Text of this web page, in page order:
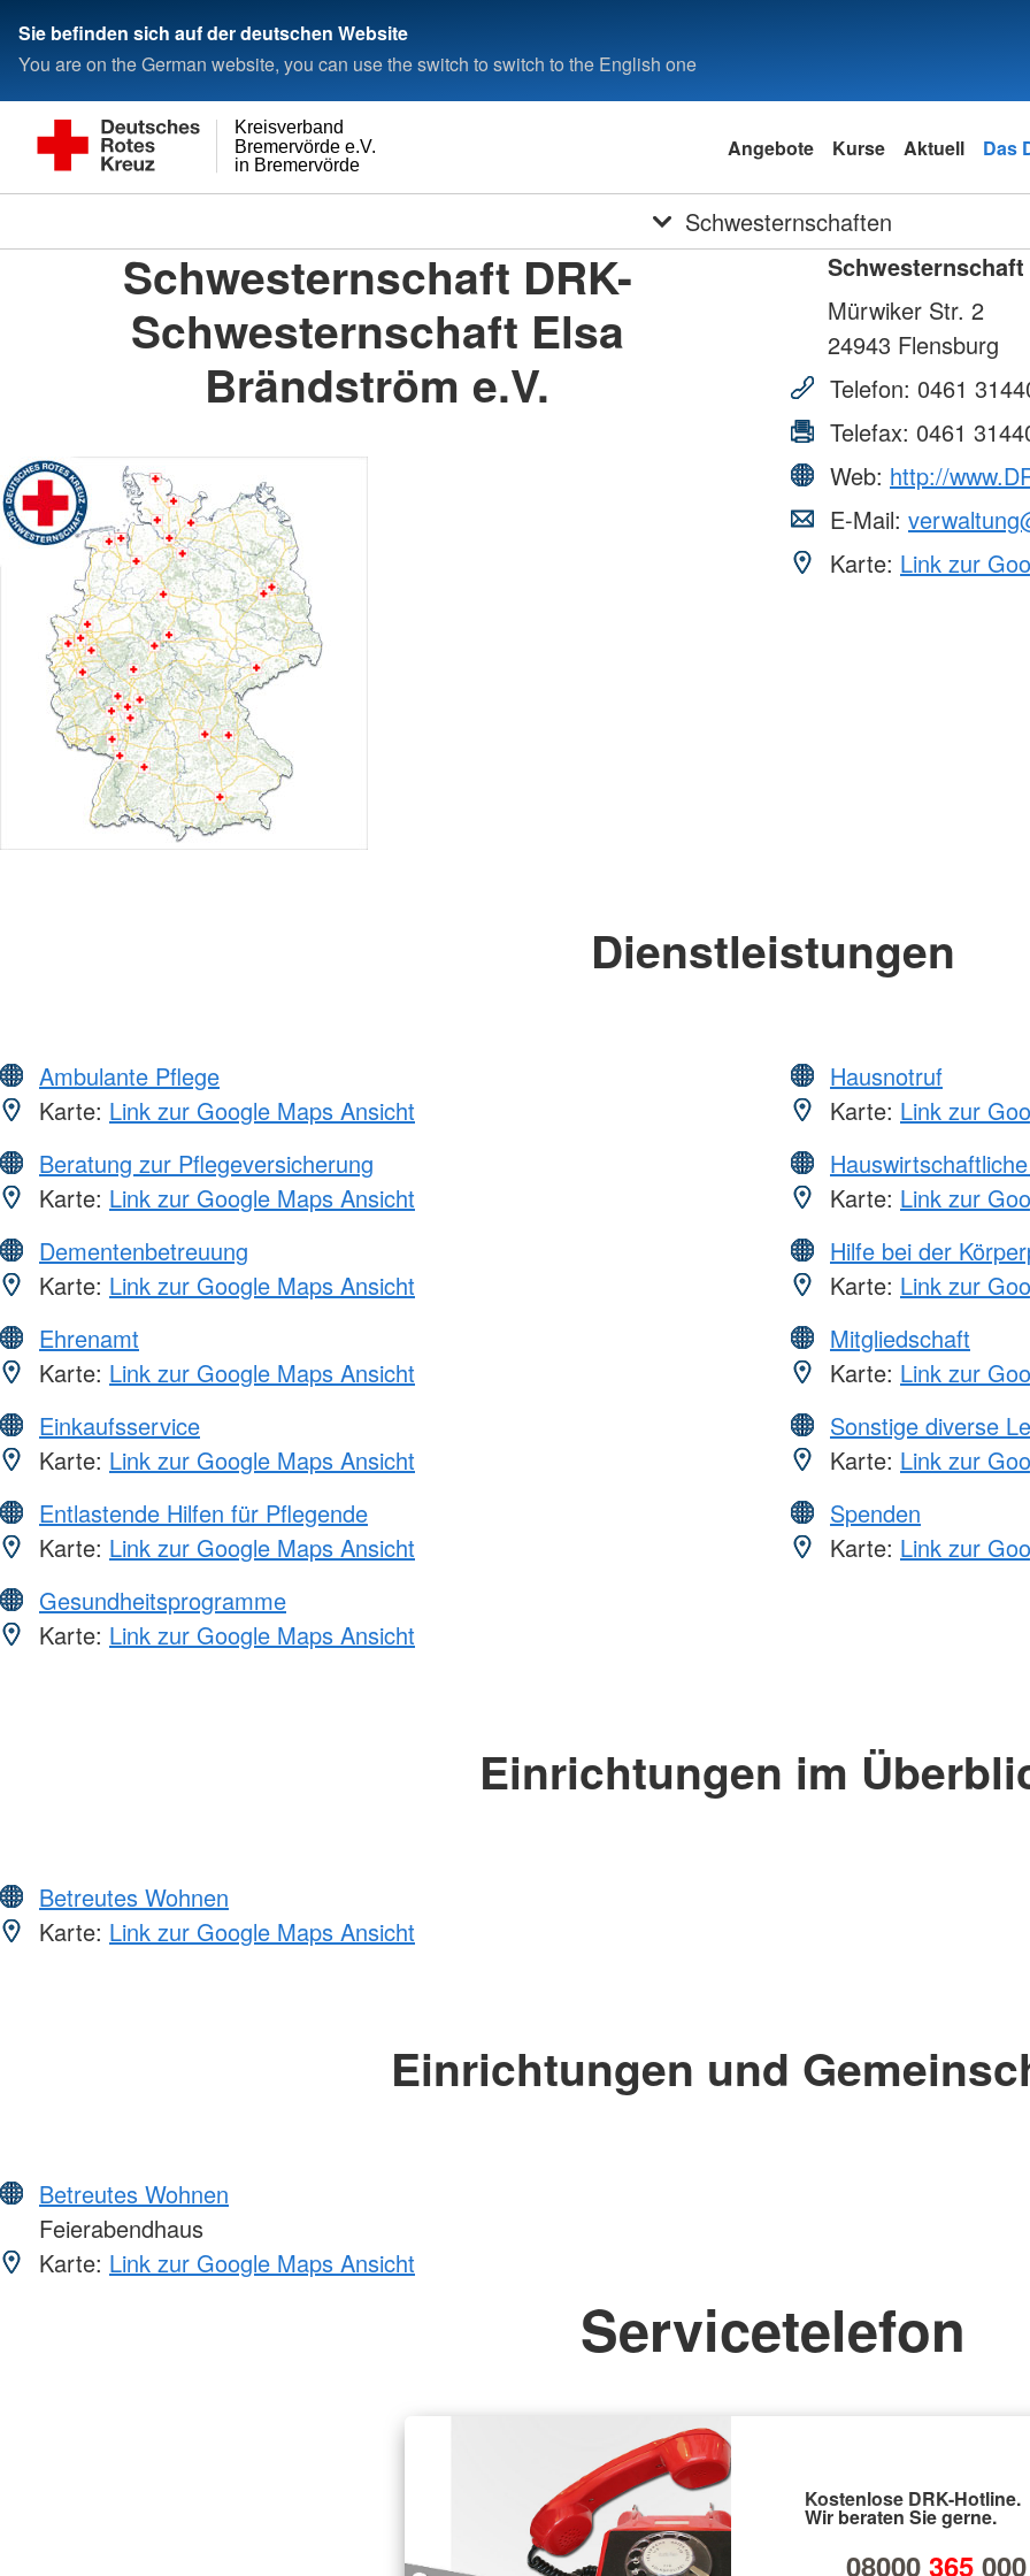
Sie befinden sich auf der deutschen Website
You are on the German website, you can use the switch to switch to the English one
in Bremervörde
Bremervörde e.V.
Kreisverband
Angebote Kurse Aktuell Das
Schwesternschaften
Schwesternschaft DRK-
Schwesternschaft Elsa
Brändström e.V.
Mürwiker Str. 2
24943 Flensburg
Telefon: 0461
Telefax: 0461
Web: http://
E-Mail:
Karte: Link zur
Dienstleistungen
Ambulante Pflege
Karte: Link zur Google Maps Ansicht
Beratung zur Pflegeversicherung
Karte: Link zur Google Maps Ansicht
Dementenbetreuung
Karte: Link zur Google Maps Ansicht
Ehrenamt
Karte: Link zur Google Maps Ansicht
Einkaufsservice
Karte: Link zur Google Maps Ansicht
Entlastende Hilfen für Pflegende
Karte: Link zur Google Maps Ansicht
Gesundheitsprogramme
Karte: Link zur Google Maps Ansicht
Hausnotruf
Karte: Link zur
Karte: Link zur
Hilfe bei der
Karte: Link zur
Mitgliedschaft
Karte: Link zur
Sonstige diverse
Karte: Link zur
Spenden
Karte: Link zur
Einrichtungen im
Betreutes Wohnen
Karte: Link zur Google Maps Ansicht
Einrichtungen und
Betreutes Wohnen
Feierabendhaus
Karte: Link zur Google Maps Ansicht
Servicetelefon
Kostenlose DRK-Hotline.
Wir beraten Sie gerne.
08000 365000